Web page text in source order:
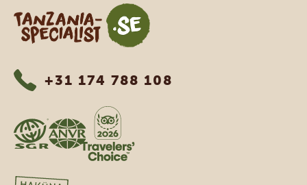
Tanzania Specialist
+31 174 788 108